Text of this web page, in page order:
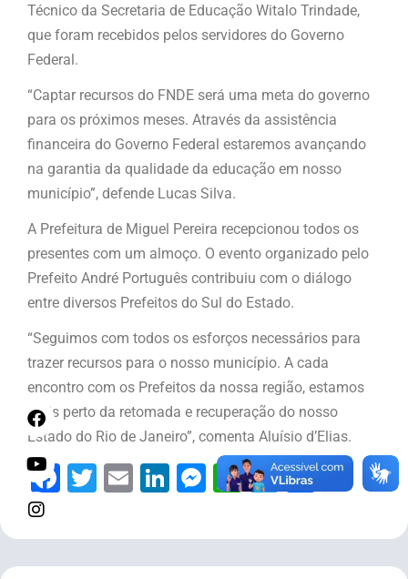
Técnico da Secretaria de Educação Witalo Trindade,
que foram recebidos pelos servidores do Governo
Federal.
“Captar recursos do FNDE será uma meta do governo
para os próximos meses. Através da assistência
financeira do Governo Federal estaremos avançando
na garantia da qualidade da educação em nosso
município”, defende Lucas Silva.
A Prefeitura de Miguel Pereira recepcionou todos os
presentes com um almoço. O evento organizado pelo
Prefeito André Português contribuiu com o diálogo
entre diversos Prefeitos do Sul do Estado.
“Seguimos com todos os esforços necessários para
trazer recursos para o nosso município. A cada
encontro com os Prefeitos da nossa região, estamos
mais perto da retomada e recuperação do nosso
Estado do Rio de Janeiro”, comenta Aluísio d’Elias.
Facebook
Twitter
EmailLinkedIn
Messenger
WhatsApp
Telegram
Share